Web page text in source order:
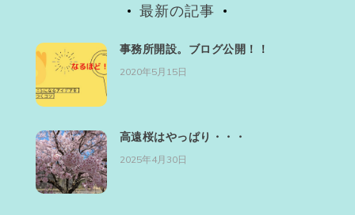
最新の記事
事務所開設。ブログ公開！！
2020年5月15日
高遠桜はやっぱり・・・
2025年4月30日